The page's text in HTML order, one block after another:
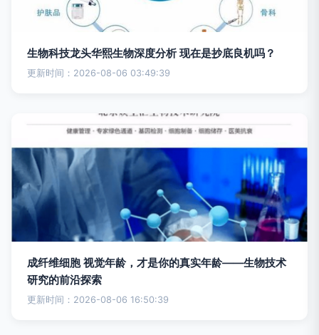
生物科技龙头华熙生物深度分析 现在是抄底良机吗？
更新时间：2026-08-06 03:49:39
成纤维细胞 视觉年龄，才是你的真实年龄——生物技术
研究的前沿探索
更新时间：2026-08-06 16:50:39